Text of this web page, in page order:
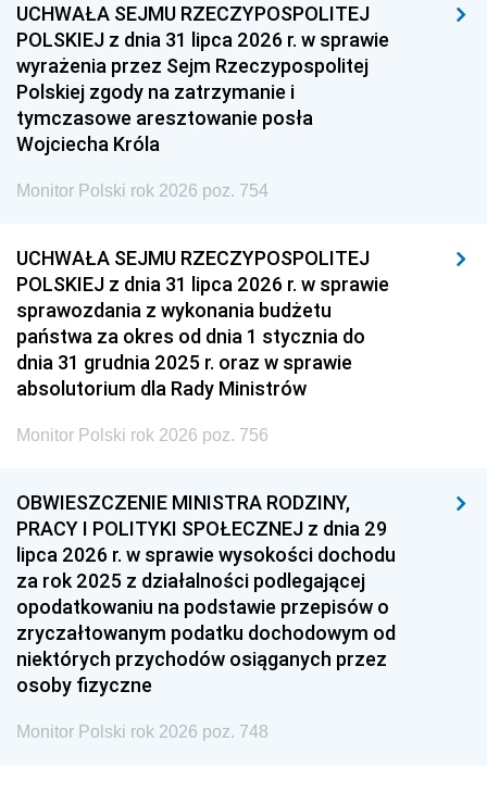
UCHWAŁA SEJMU RZECZYPOSPOLITEJ
POLSKIEJ z dnia 31 lipca 2026 r. w sprawie
wyrażenia przez Sejm Rzeczypospolitej
Polskiej zgody na zatrzymanie i
tymczasowe aresztowanie posła
Wojciecha Króla
Monitor Polski rok 2026 poz. 754
UCHWAŁA SEJMU RZECZYPOSPOLITEJ
POLSKIEJ z dnia 31 lipca 2026 r. w sprawie
sprawozdania z wykonania budżetu
państwa za okres od dnia 1 stycznia do
dnia 31 grudnia 2025 r. oraz w sprawie
absolutorium dla Rady Ministrów
Monitor Polski rok 2026 poz. 756
OBWIESZCZENIE MINISTRA RODZINY,
PRACY I POLITYKI SPOŁECZNEJ z dnia 29
lipca 2026 r. w sprawie wysokości dochodu
za rok 2025 z działalności podlegającej
opodatkowaniu na podstawie przepisów o
zryczałtowanym podatku dochodowym od
niektórych przychodów osiąganych przez
osoby fizyczne
Monitor Polski rok 2026 poz. 748